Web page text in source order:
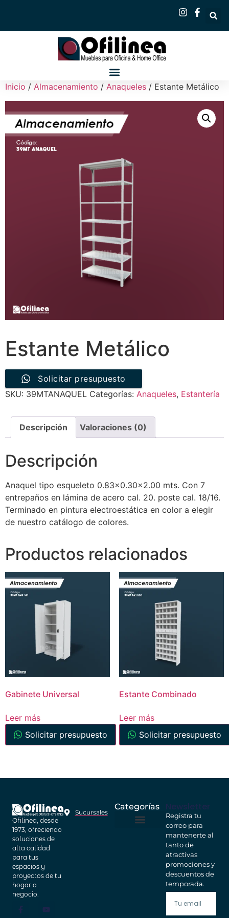
Inicio / Almacenamiento / Anaqueles / Estante Metálico
Estante Metálico
Solicitar presupuesto
SKU: 39MTANAQUEL Categorías: Anaqueles, Estantería
Descripción Valoraciones (0)
Descripción
Anaquel tipo esqueleto 0.83×0.30×2.00 mts. Con 7
entrepaños en lámina de acero cal. 20. poste cal. 18/16.
Terminado en pintura electroestática en color a elegir
de nuestro catálogo de colores.
Productos relacionados
Gabinete Universal
Leer más
Solicitar presupuesto
Estante Combinado
Leer más
Solicitar presupuesto
Ofilinea, desde
1973, ofreciendo
soluciones de
alta calidad
para tus
espacios y
proyectos de tu
hogar o
negocio.
Sucursales
Categorías Newsletter
Registra tu
correo para
mantenerte al
tanto de
atractivas
promociones y
descuentos de
temporada.